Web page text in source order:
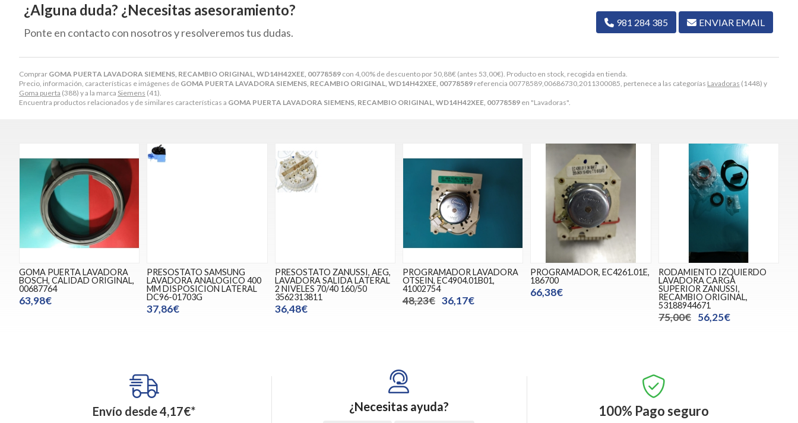
Comprar GOMA PUERTA LAVADORA SIEMENS, RECAMBIO ORIGINAL, WD14H42XEE, 00778589 con 4,00% de descuento por 50,88€ (antes 53,00€). Producto en stock, recogida en tienda.
Precio, información, características e imágenes de GOMA PUERTA LAVADORA SIEMENS, RECAMBIO ORIGINAL, WD14H42XEE, 00778589 referencia 00778589,00686730,2011300085, pertenece a las categorías Lavadoras (1448) y
Goma puerta (388) y a la marca Siemens (41).
Encuentra productos relacionados y de similares características a GOMA PUERTA LAVADORA SIEMENS, RECAMBIO ORIGINAL, WD14H42XEE, 00778589 en "Lavadoras".
¿Alguna duda? ¿Necesitas asesoramiento?
Ponte en contacto con nosotros y resolveremos tus dudas.
981 284 385 ENVIAR EMAIL
GOMA PUERTA LAVADORA
BOSCH, CALIDAD ORIGINAL,
00687764
63,98€
PRESOSTATO SAMSUNG
LAVADORA ANALOGICO 400
MM DISPOSICION LATERAL
DC96-01703G
37,86€
PRESOSTATO ZANUSSI, AEG,
LAVADORA SALIDA LATERAL
2 NIVELES 70/40 160/50
3562313811
36,48€
PROGRAMADOR LAVADORA
OTSEIN, EC4904.01B01,
41002754
48,23€ 36,17€
PROGRAMADOR, EC4261.01E,
186700
66,38€
RODAMIENTO IZQUIERDO
LAVADORA CARGA
SUPERIOR ZANUSSI,
RECAMBIO ORIGINAL,
53188944671
75,00€ 56,25€
Envío desde4,17€* ¿Necesitas ayuda? 100% Pago seguro